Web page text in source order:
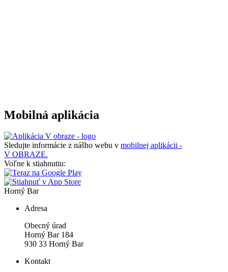
Mobilná aplikácia
Sledujte informácie z nášho webu v mobilnej aplikácii -
V OBRAZE.
Voľne k stiahnutiu:
Horný Bar
Adresa
Obecný úrad
Horný Bar 184
930 33 Horný Bar
Kontakt